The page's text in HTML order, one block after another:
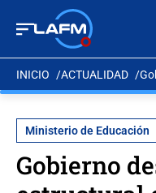
INICIO ACTUALIDAD
Ministerio de Educación
Gobierno